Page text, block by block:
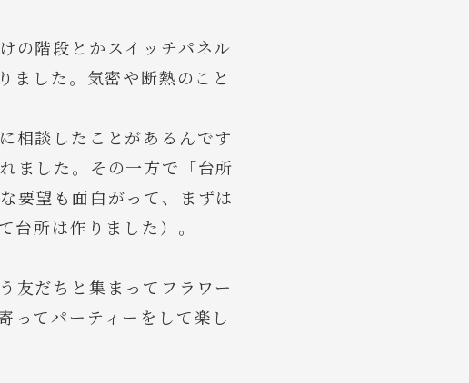
の階段とかスイッチパネル
ました。気密や断熱のこと
相談したことがあるんです
ました。その一方で「台所
要望も面白がって、まずは
所は作りました）。
友だちと集まってフラワー
ってパーティーをして楽し